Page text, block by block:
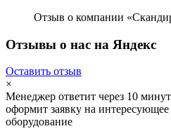
Отзыв о компании
Отзывы о нас на Яндекс
Оставить отзыв
×
Менеджер ответит через 10
оформит заявку на
оборудование